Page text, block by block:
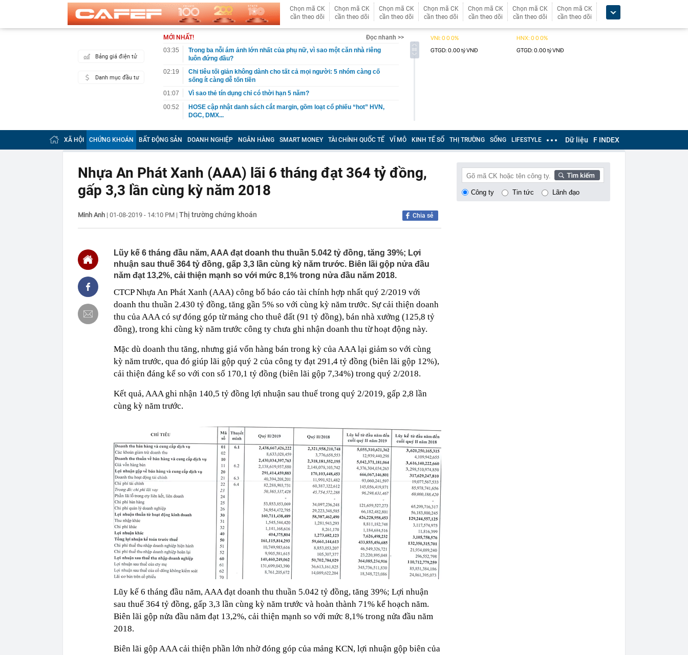
Chọn mã CK
cần theo dõi
Chọn mã CK
cần theo dõi
Chọn mã CK
cần theo dõi
Chọn mã CK
cần theo dõi
Chọn mã CK
cần theo dõi
Chọn mã CK
cần theo dõi
Chọn mã CK
cần theo dõi
Bảng giá điện tử
Danh mục đầu tư
MỚI NHẤT!
Đọc nhanh >>
03:35
Trong ba nỗi ám ảnh lớn nhất của phụ nữ, vì sao một căn nhà riêng
luôn đứng đầu?
02:19
Chi tiêu tối giản không dành cho tất cả mọi người: 5 nhóm càng cố
sống ít càng dễ tốn tiền
01:07
Vì sao thẻ tín dụng chỉ có thời hạn 5 năm?
00:52
HOSE cập nhật danh sách cắt margin, gồm loạt cổ phiếu “hot” HVN,
DGC, DMX...
00:12
Tiền lớn bất ngờ trở lại, khối ngoại tung 2.200 tỷ đồng mua ròng cổ
phiếu Việt Nam chỉ trong 5 phiên
00:05
Một doanh nghiệp thép với 2.700 lao động đang nợ Trung Quốc gần 1,3
00:04
Một yếu tố quan trọng đang trở lại trên thị trường chứng khoán
23:40
Người đàn ông 50 tuổi ăn cà tím mỗi ngày để chữa tiểu đường, 3 tháng
sau bác sĩ hỏi: "Ông ăn gì thế?"
còn 400 tỷ
23:28
Trấn Thành công bố phim Tết 2027, nghe tên ai cũng quả quyết “chắc
23:14
Bí mật được Apple giấu kín suốt 15 năm trên iPhone
22:56
Vì sao ngày càng nhiều gia đình không còn phơi quần áo ở ban công?
Vài mét vuông ngoài trời đang được dùng theo 1 cách rất khác
nên cẩn thận nguồn gốc trước khi sử dụng
22:28
CHÍNH THỨC: Lịch đi học trở lại của học sinh 34 tỉnh, thành phố sau kỳ
nghỉ hè
22:25
Vì sao đồ ăn Việt hầu như món nào cũng có hành lá?
huynh - giáo viên gắn bó khăng khít, con trẻ được hưởng lợi!
22:03
Ukraine tập kích Crimea, phá hủy hệ thống phòng không 15 triệu USD
của Nga
vợ thiếu tá kém 12 tuổi
21:51
Tổng thống Trump bực bội vì lộ tin về kho đạn dược Mỹ
XÃ HỘI CHỨNG KHOÁN BẤT ĐỘNG SẢN DOANH NGHIỆP NGÂN HÀNG SMART MONEY TÀI CHÍNH QUỐC TẾ VĨ MÔ KINH TẾ SỐ THỊ TRƯỜNG SỐNG LIFESTYLE Dữ liệu F INDEX
Nhựa An Phát Xanh (AAA) lãi 6 tháng đạt 364 tỷ đồng,
gấp 3,3 lần cùng kỳ năm 2018
Minh Anh | 01-08-2019 - 14:10 PM | Thị trường chứng khoán Chia sẻ
Lũy kế 6 tháng đầu năm, AAA đạt doanh thu thuần 5.042 tỷ đồng, tăng 39%; Lợi
nhuận sau thuế 364 tỷ đồng, gấp 3,3 lần cùng kỳ năm trước. Biên lãi gộp nửa đầu
năm đạt 13,2%, cải thiện mạnh so với mức 8,1% trong nửa đầu năm 2018.
CTCP Nhựa An Phát Xanh (AAA) công bố báo cáo tài chính hợp nhất quý 2/2019 với
doanh thu thuần 2.430 tỷ đồng, tăng gần 5% so với cùng kỳ năm trước. Sự cải thiện doanh
thu của AAA có sự đóng góp từ mảng cho thuê đất (91 tỷ đồng), bán nhà xưởng (125,8 tỷ
đồng), trong khi cùng kỳ năm trước công ty chưa ghi nhận doanh thu từ hoạt động này.
Mặc dù doanh thu tăng, nhưng giá vốn hàng bán trong kỳ của AAA lại giảm so với cùng
kỳ năm trước, qua đó giúp lãi gộp quý 2 của công ty đạt 291,4 tỷ đồng (biên lãi gộp 12%),
cải thiện đáng kể so với con số 170,1 tỷ đồng (biên lãi gộp 7,34%) trong quý 2/2018.
Kết quả, AAA ghi nhận 140,5 tỷ đồng lợi nhuận sau thuế trong quý 2/2019, gấp 2,8 lần
cùng kỳ năm trước.
Lũy kế 6 tháng đầu năm, AAA đạt doanh thu thuần 5.042 tỷ đồng, tăng 39%; Lợi nhuận
sau thuế 364 tỷ đồng, gấp 3,3 lần cùng kỳ năm trước và hoàn thành 71% kế hoạch năm.
Biên lãi gộp nửa đầu năm đạt 13,2%, cải thiện mạnh so với mức 8,1% trong nửa đầu năm
2018.
Biên lãi gộp AAA cải thiện phần lớn nhờ đóng góp của mảng KCN, lợi nhuận gộp biên của
Công ty Tin tức Lãnh đạo